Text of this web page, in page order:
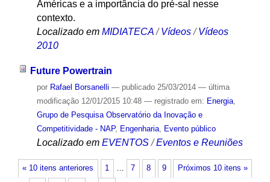
Américas e a importância do pré-sal nesse
contexto.
Localizado em MIDIATECA /Vídeos /Vídeos
2010
Future Powertrain
por Rafael Borsanelli — publicado25/03/2014 — última
modificação12/01/2015 10:48 — registrado em: Energia,
Grupo de Pesquisa Observatório da Inovação e
Competitividade - NAP, Engenharia, Evento público
Localizado em EVENTOS /Eventos e Reuniões
« 10 itens anteriores Próximos 10 itens »
1 … 7 8 9